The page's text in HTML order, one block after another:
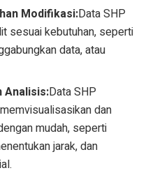
Modifikasi:Data SHP
sesuai kebutuhan, seperti
data, atau
Analisis:Data SHP
dan
mudah, seperti
jarak, dan